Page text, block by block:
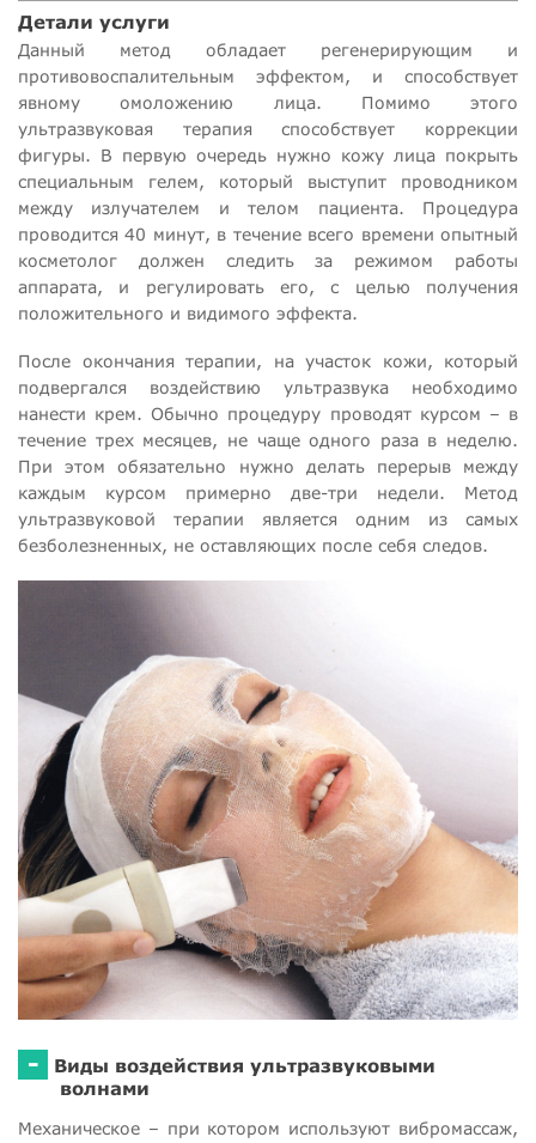
Детали услуги
Данный метод обладает регенерирующим и
противовоспалительным эффектом, и способствует
явному омоложению лица. Помимо этого
ультразвуковая терапия способствует коррекции
фигуры. В первую очередь нужно кожу лица покрыть
специальным гелем, который выступит проводником
между излучателем и телом пациента. Процедура
проводится 40 минут, в течение всего времени опытный
косметолог должен следить за режимом работы
аппарата, и регулировать его, с целью получения
положительного и видимого эффекта.
После окончания терапии, на участок кожи, который
подвергался воздействию ультразвука необходимо
нанести крем. Обычно процедуру проводят курсом – в
течение трех месяцев, не чаще одного раза в неделю.
При этом обязательно нужно делать перерыв между
каждым курсом примерно две-три недели. Метод
ультразвуковой терапии является одним из самых
безболезненных, не оставляющих после себя следов.
-
Виды воздействия ультразвуковыми
волнами
Механическое – при котором используют вибромассаж,